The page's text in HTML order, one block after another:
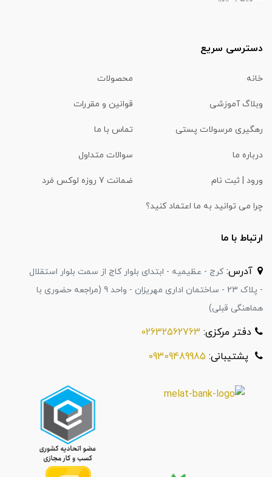
دسترسی سریع
خانه محصولات
وبلاگ آموزشی قوانین و مقررات
رهگیری مرسولات پستی تماس با ما
درباره ما سوالات متداول
ورود | ثبت نام ضمانت 7 روزه لوکس مَرد
چرا می توانید به ما اعتماد کنید؟
ارتباط با ما
آدرس:کرج - عظیمیه - ابتدای بلوار کاج از سمت بلوار استقلال
- پلاک 23 - ساختمان اداری مهریزان - واحد 9 (مراجعه حضوری با
هماهنگی قبلی)
دفتر مرکزی: 02632562763
پشتیبانی: 09309489985